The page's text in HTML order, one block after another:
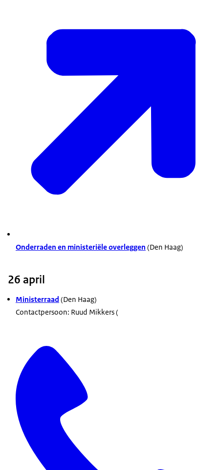
Onderraden en ministeriële overleggen (Den Haag)
26 april
Ministerraad (Den Haag)
Contactpersoon: Ruud Mikkers (